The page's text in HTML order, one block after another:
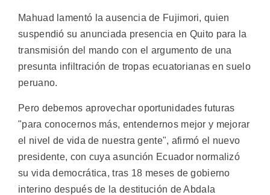
Mahuad lamentó la ausencia de Fujimori, quien
suspendió su anunciada presencia en Quito para la
transmisión del mando con el argumento de una
presunta infiltración de tropas ecuatorianas en suelo
peruano.
Pero debemos aprovechar oportunidades futuras
"para conocernos más, entendernos mejor y mejorar
el nivel de vida de nuestra gente", afirmó el nuevo
presidente, con cuya asunción Ecuador normalizó
su vida democrática, tras 18 meses de gobierno
interino después de la destitución de Abdala